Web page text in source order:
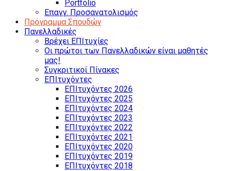
Portfolio
Επαγγ. Προσανατολισμός
Πρόγραμμα Σπουδών
Πανελλαδικές
Βρέχει ΕΠΙτυχίες
Οι πρώτοι των Πανελλαδικών είναι μαθητές
μας!
Συγκριτικοί Πίνακες
ΕΠΙτυχόντες
ΕΠΙτυχόντες 2026
ΕΠΙτυχόντες 2025
ΕΠΙτυχόντες 2024
ΕΠΙτυχόντες 2023
ΕΠΙτυχόντες 2022
ΕΠΙτυχόντες 2021
ΕΠΙτυχόντες 2020
ΕΠΙτυχόντες 2019
ΕΠΙτυχόντες 2018